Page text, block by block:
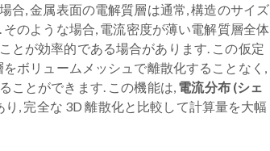
合, 金属表面の電解質層は通常, 構造のサイズ
のような場合, 電流密度が薄い電解質層全体
とが効率的である場合があります. この仮定
ボリュームメッシュで離散化することなく,
ことができます. この機能は, 電流分布 (シェ
, 完全な 3D 離散化と比較して計算量を大幅